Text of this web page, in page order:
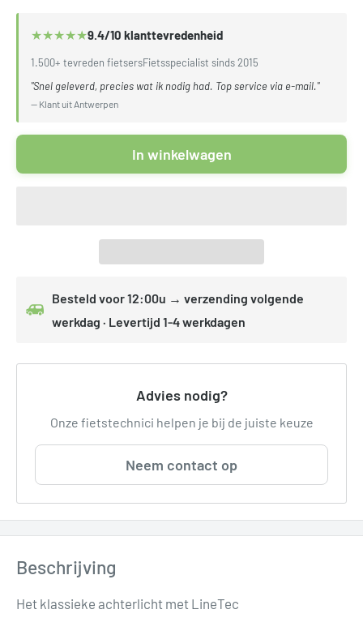
★★★★★9.4/10 klanttevredenheid
1.500+ tevreden fietsersFietsspecialist sinds 2015
"Snel geleverd, precies wat ik nodig had. Top service via e-mail."
— Klant uit Antwerpen
In winkelwagen
Besteld voor 12:00u → verzending volgende
werkdag · Levertijd 1-4 werkdagen
Advies nodig?
Onze fietstechnici helpen je bij de juiste keuze
Neem contact op
Beschrijving
Het klassieke achterlicht met LineTec